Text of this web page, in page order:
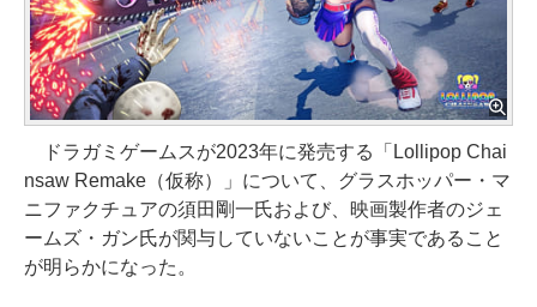
ドラガミゲームスが2023年に発売する「Lollipop Chai
nsaw Remake（仮称）」について、グラスホッパー・マ
ニファクチュアの須田剛一氏および、映画製作者のジェ
ームズ・ガン氏が関与していないことが事実であること
が明らかになった。